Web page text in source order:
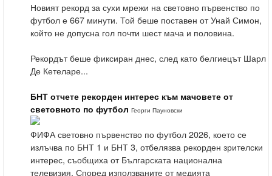
Новият рекорд за сухи мрежи на световно първенство по
футбол е 667 минути. Той беше поставен от Унай Симон,
който не допусна гол почти шест мача и половина.
Рекордът беше фиксиран днес, след като белгиецът Шарл
Де Кетеларе...
БНТ отчете рекорден интерес към мачовете от
световното по футбол Георги Пауновски
ФИФА световно първенство по футбол 2026, което се
излъчва по БНТ 1 и БНТ 3, отбелязва рекорден зрителски
интерес, съобщиха от Българската национална
телевизия. Според използваните от медията